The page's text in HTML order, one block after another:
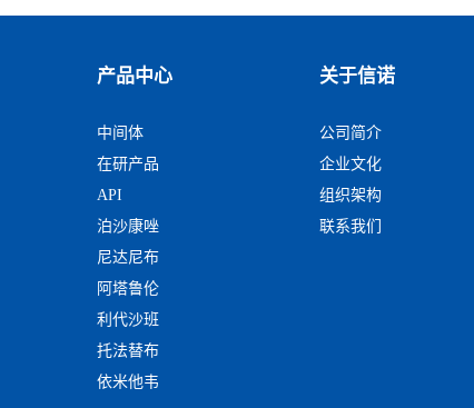
产品中心
中间体
在研产品
API
泊沙康唑
尼达尼布
阿塔鲁伦
利代沙班
托法替布
依米他韦
关于信诺
公司简介
企业文化
组织架构
联系我们